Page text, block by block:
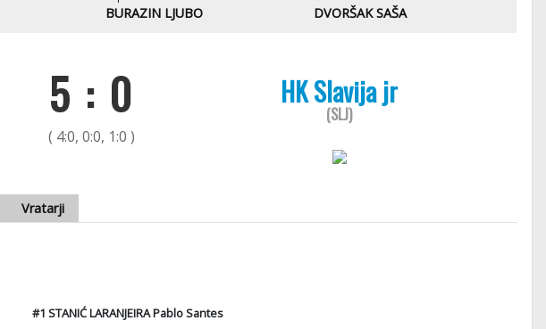
BURAZIN LJUBO DVORŠAK SAŠA
5 : 0
( 4:0, 0:0, 1:0 )
HK Slavija jr
(SLJ)
Vratarji
#1 STANIĆ LARANJEIRA Pablo Santes